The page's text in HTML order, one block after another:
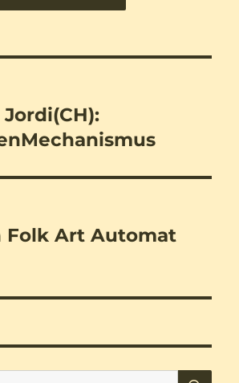
Folk Art Automat